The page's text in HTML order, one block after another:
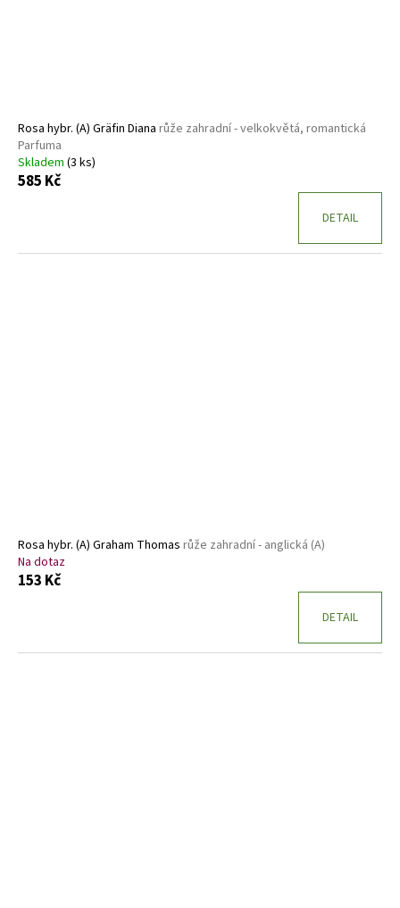
Rosa hybr. (A) Gräfin Diana růže zahradní - velkokvětá, romantická
Parfuma
Skladem (3 ks)
585 Kč
DETAIL
Rosa hybr. (A) Graham Thomas růže zahradní - anglická (A)
Na dotaz
153 Kč
DETAIL